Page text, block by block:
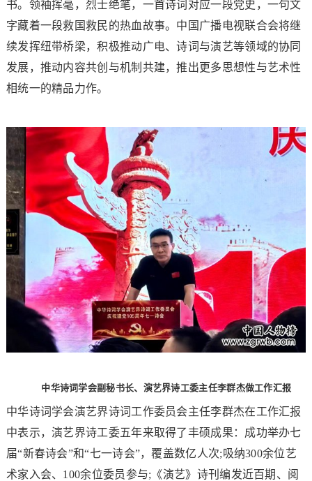
书。领袖挥毫，烈士绝笔，一首诗词对应一段党史，一句文
字藏着一段救国救民的热血故事。中国广播电视联合会将继
续发挥纽带桥梁，积极推动广电、诗词与演艺等领域的协同
发展，推动内容共创与机制共建，推出更多思想性与艺术性
相统一的精品力作。
中华诗词学会副秘书长、演艺界诗工委主任李群杰做工作汇报
中华诗词学会演艺界诗词工作委员会主任李群杰在工作汇报
中表示，演艺界诗工委五年来取得了丰硕成果：成功举办七
届“新春诗会”和“七一诗会”，覆盖数亿人次;吸纳300余位艺
术家入会、100余位委员参与;《演艺》诗刊编发近百期、阅